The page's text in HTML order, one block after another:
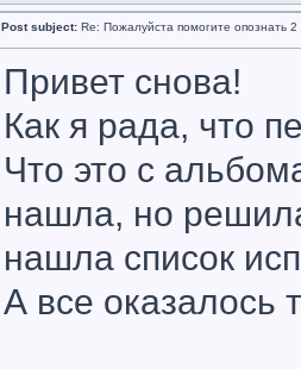
Post subject: Re: Пожалуйста помогите опознать 2
Привет снова!
Как я рада, что
Что это с
нашла, но
нашла список
А все оказалось